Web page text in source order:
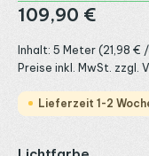
Regulärer Preis:
109,90 €
Inhalt: 5 Meter (21,98 €
Preise inkl. MwSt. zzgl.
Lieferzeit 1-2